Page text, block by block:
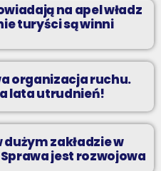
na apel władz
turyści są winni
organizacja ruchu.
lata utrudnień!
zakładzie w
jest rozwojowa